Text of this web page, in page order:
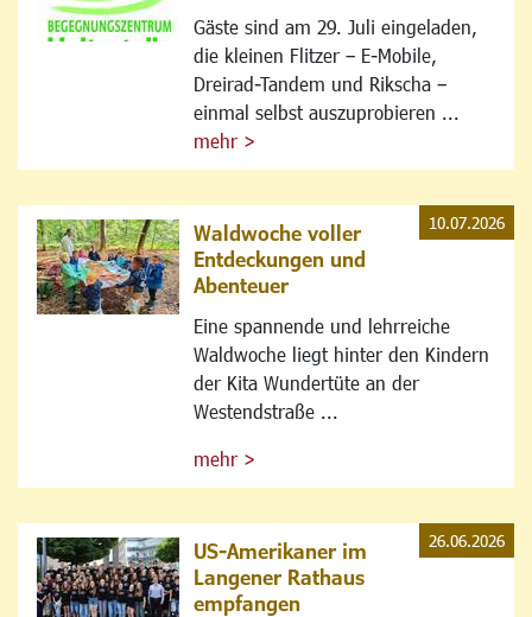
Gäste sind am 29. Juli eingeladen,
die kleinen Flitzer – E-Mobile,
Dreirad-Tandem und Rikscha –
einmal selbst auszuprobieren ...
mehr >
Waldwoche voller
Entdeckungen und
Abenteuer
Eine spannende und lehrreiche
Waldwoche liegt hinter den Kindern
der Kita Wundertüte an der
Westendstraße ...
mehr >
10.07.2026
US-Amerikaner im
Langener Rathaus
empfangen
26.06.2026